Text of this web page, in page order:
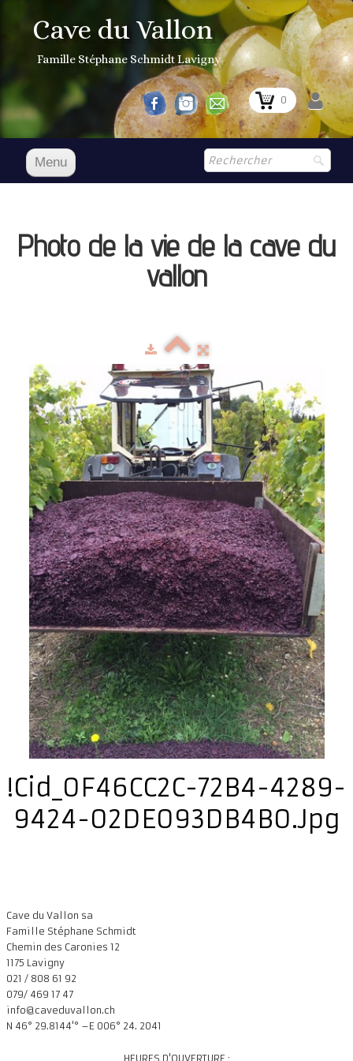
Cave du Vallon
Famille Stéphane Schmidt Lavigny
0
Menu
Boutique▼
Dégustation
Infos pratiques▼
Médias▼
Login▼
Français▼
Photo de la vie de la cave du
vallon
!cid_0F46CC2C-72B4-4289-
9424-02DE093DB4B0.jpg
Cave du Vallon sa
Famille Stéphane Schmidt
Chemin des Caronies 12
1175 Lavigny
021 / 808 61 92
079/ 469 17 47
info@caveduvallon.ch
N 46° 29.8144'° –E 006° 24. 2041
HEURES D'OUVERTURE :